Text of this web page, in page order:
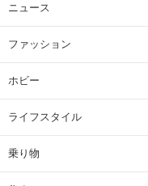
ニュース
ファッション
ホビー
ライフスタイル
乗り物